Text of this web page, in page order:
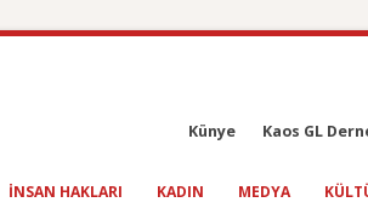
Künye Kaos GL
INSAN HAKLARI KADIN MEDYA